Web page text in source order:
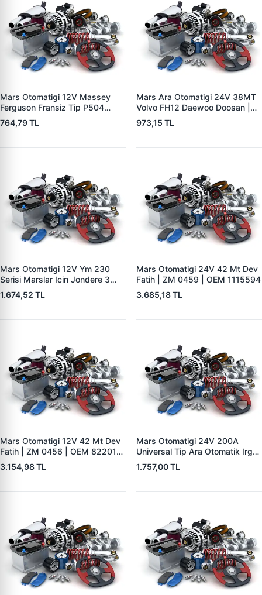
Mars Otomatigi 12V Massey
Ferguson Fransiz Tip P504
P505 Xxx | ZM 0560
764,79 TL
Mars Ara Otomatigi 24V 38MT
Volvo FH12 Daewoo Doosan |
ZM 4409 | OEM 10512097
973,15 TL
Mars Otomatigi 12V Ym 230
Serisi Marslar Icin Jondere 3
Delik | ZM 1653 | OEM
RE503357
1.674,52 TL
Mars Otomatigi 24V 42 Mt Dev
Fatih | ZM 0459 | OEM 1115594
3.685,18 TL
Mars Otomatigi 12V 42 Mt Dev
Fatih | ZM 0456 | OEM 82201-
5004 V1117553
2132X10456393
3.154,98 TL
Mars Otomatigi 24V 200A
Universal Tip Ara Otomatik Irgat
| ZM 0404
1.757,00 TL